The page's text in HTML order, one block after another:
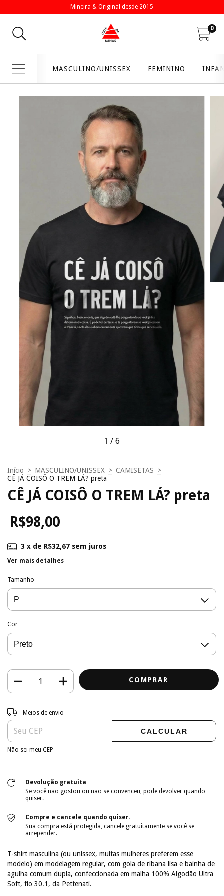
Mineira & Original desde 2015
0
MASCULINO/UNISSEX FEMININO
1 / 6
Início > MASCULINO/UNISSEX > CAMISETAS >
CÊ JÁ COISÔ O TREM LÁ? preta
CÊ JÁ COISÔ O TREM LÁ? preta
R$98,00
3 x de R$32,67 sem juros
Ver mais detalhes
Tamanho
Cor
Entregas para o CEP:
Meios de envio
CALCULAR
Não sei meu CEP
Devolução gratuita
Se você não gostou ou não se convenceu, pode devolver quando
quiser.
Compre e cancele quando quiser.
Sua compra está protegida, cancele gratuitamente se você se
arrepender.
T-shirt masculina (ou unissex, muitas mulheres preferem esse
modelo) em modelagem regular, com gola de ribana lisa e bainha de
agulha comum dupla, confeccionada em malha 100% Algodão Ultra
Soft, fio 30.1, da Pettenati.